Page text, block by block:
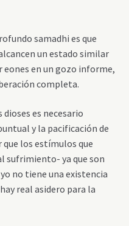
samadhi es que
un estado similar
eones en un gozo informe,
completa.
es necesario
y la pacificación de
los estímulos que
sufrimiento- ya que son
no tiene una existencia
real asidero para la